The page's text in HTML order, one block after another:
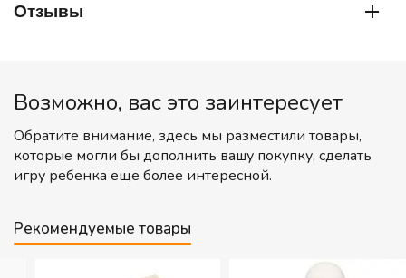
Отзывы
Возможно, вас это заинтересует
Обратите внимание, здесь мы разместили товары,
которые могли бы дополнить вашу покупку, сделать
игру ребенка еще более интересной.
Рекомендуемые товары